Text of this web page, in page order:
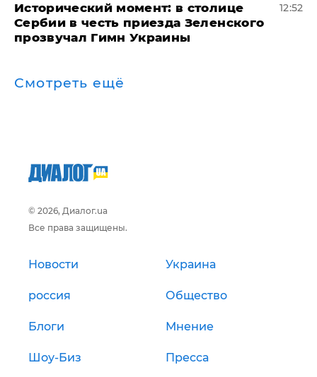
Исторический момент: в столице
Сербии в честь приезда Зеленского
прозвучал Гимн Украины
12:52
Смотреть ещё
© 2026, Диалог.ua
Все права защищены.
Новости Украина
россия Общество
Блоги Мнение
Шоу-Биз Пресса